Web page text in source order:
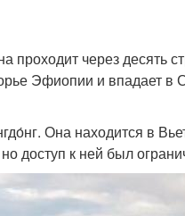
через десять
Эфиопии и впадает в
Она находится в
доступ к ней был